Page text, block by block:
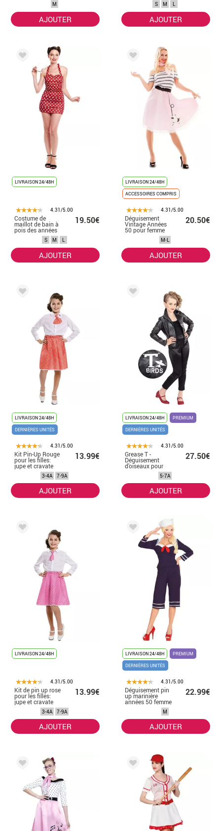
M
AJOUTER
S M L
AJOUTER
LIVRAISON 24/48H
4.31/5.00
Costume de
maillot de bain à
pois des années
50 pour femme
19.50€
S M L
AJOUTER
LIVRAISON 24/48H
ACCESSOIRES COMPRIS
4.31/5.00
Déguisement
Vintage Années
50 pour femme
20.50€
M-L
AJOUTER
LIVRAISON 24/48H
DERNIÈRES UNITÉS
4.31/5.00
Kit Pin-Up Rouge
pour les filles:
jupe et cravate
13.99€
3-4A 7-9A
AJOUTER
LIVRAISON 24/48H
PREMIUM
DERNIÈRES UNITÉS
4.31/5.00
Grease T -
Déguisement
d'oiseaux pour
27.50€
5-7A
AJOUTER
LIVRAISON 24/48H
4.31/5.00
Kit de pin up rose
pour les filles:
jupe et cravate
13.99€
3-4A 7-9A
AJOUTER
LIVRAISON 24/48H
PREMIUM
DERNIÈRES UNITÉS
4.31/5.00
Déguisement pin
up marinière
années 50 femme
22.99€
M
AJOUTER